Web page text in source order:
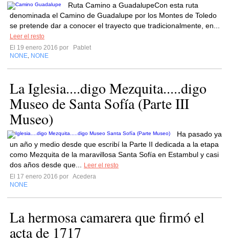
Ruta Camino a GuadalupeCon esta ruta
denominada el Camino de Guadalupe por los Montes de Toledo
se pretende dar a conocer el trayecto que tradicionalmente, en...
Leer el resto
El 19 enero 2016 por
Pablet
NONE NONE
La Iglesia....digo Mezquita.....digo
Museo de Santa Sofía (Parte III
Museo)
Ha pasado ya
un año y medio desde que escribí la Parte II dedicada a la etapa
como Mezquita de la maravillosa Santa Sofía en Estambul y casi
dos años desde que...
Leer el resto
El 17 enero 2016 por Acedera
NONE
La hermosa camarera que firmó el
acta de 1717